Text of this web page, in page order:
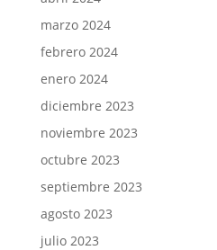
marzo 2024
febrero 2024
enero 2024
diciembre 2023
noviembre 2023
octubre 2023
septiembre 2023
agosto 2023
julio 2023